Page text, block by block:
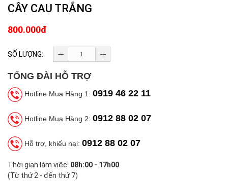
CÂY CAU TRẮNG
800.000đ
SỐ LƯỢNG:
TỔNG ĐÀI HỖ TRỢ
Hotline Mua Hàng 1: 0919 46 22 11
Hotline Mua Hàng 2: 0912 88 02 07
Hỗ trợ, khiếu nại: 0912 88 02 07
Thời gian làm việc: 08h:00 - 17h00
(Từ thứ 2 - đến thứ 7)